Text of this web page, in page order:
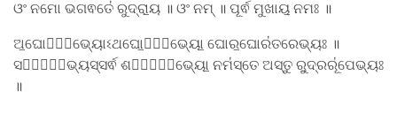
ଓଂ ନମୋ ଭଗଵତେ॑ ରୁଦ୍ରା॒ୟ ॥ ଓଂ ନମ୍ ॥ ପୂର୍ଵ ମୁଖାୟ॒ ନମଃ ॥
ଅ॒ଘୋରେ᳚ଭ୍ୟୋଽଥଘୋ॒ରେ᳚ଭ୍ୟୋ॒ ଘୋର॒ଘୋର॑ତରେଭ୍ୟଃ ॥
ସର୍ଵେ᳚ଭ୍ୟସ୍ସର୍ଵ ଶର୍ଵେ᳚ଭ୍ୟୋ॒ ନମ॑ସ୍ତେ ଅସ୍ତୁ ରୁ॒ଦ୍ରରୂ॑ପେଭ୍ୟଃ
॥